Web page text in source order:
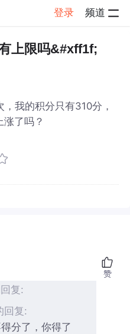
登录 频道
上限吗&#xff1f;
我的积分只有310分，
了吗？
复:
回复:
分了，你得了
赞